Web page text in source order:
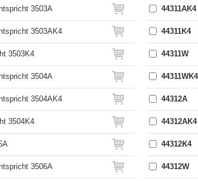
3503A
3503AK4
3503K4
3504A
3504AK4
3504K4
3506A
44311AK4
44311K4
44311W
44311WK4
44312A
44312AK4
44312K4
44312W